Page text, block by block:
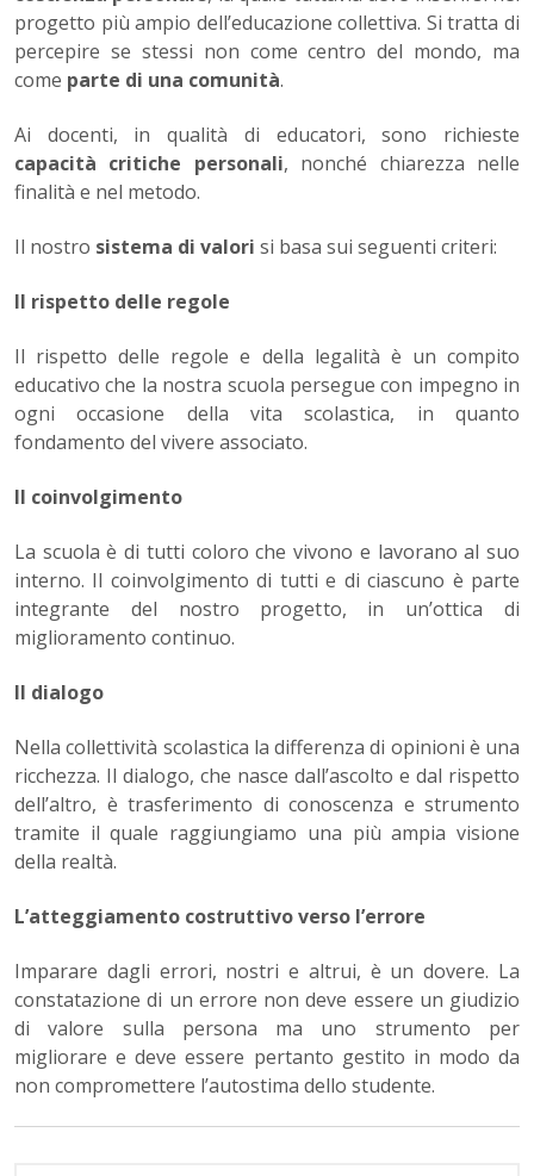
progetto più ampio dell’e­ducazione collettiva. Si tratta di
percepire se stessi non come cen­tro del mondo, ma
come parte di una comunità.
Ai docenti, in qualità di educatori, sono richieste
capacità critiche personali, nonché chiarezza nelle
finalità e nel metodo.
Il nostro sistema di valori si basa sui seguenti criteri:
Il rispetto delle regole
Il rispetto delle regole e della legalità è un compito
educativo che la nostra scuola persegue con impegno in
ogni occasione della vita scolastica, in quanto
fondamento del vivere associato.
Il coinvolgimento
La scuola è di tutti coloro che vivono e lavorano al suo
interno. Il coinvolgimento di tutti e di ciascuno è parte
integrante del nostro progetto, in un’ottica di
miglioramento continuo.
Il dialogo
Nella collettività scolastica la differenza di opinioni è una
ricchez­za. Il dialogo, che nasce dall’ascolto e dal rispetto
dell’altro, è tra­sferimento di conoscenza e strumento
tramite il quale raggiungia­mo una più ampia visione
della realtà.
L’atteggiamento costruttivo verso l’errore
Imparare dagli errori, nostri e altrui, è un dovere. La
constatazione di un errore non deve essere un giudizio
di valore sulla persona ma uno strumento per
migliorare e deve essere pertanto gestito in modo da
non compromettere l’autostima dello studente.